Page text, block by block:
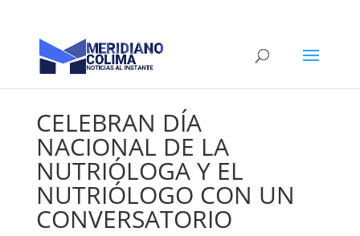
CELEBRAN DÍA
NACIONAL DE LA
NUTRIÓLOGA Y EL
NUTRIÓLOGO CON UN
CONVERSATORIO